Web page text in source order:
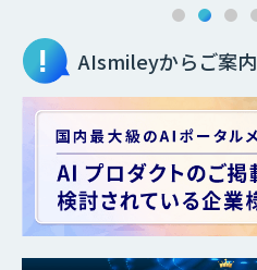
AIsmileyからご案内